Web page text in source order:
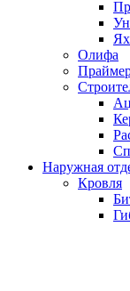
Олифа
Наружная
Кровля